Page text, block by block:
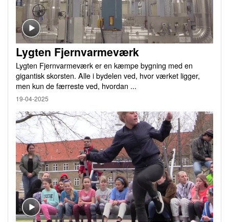
Lygten Fjernvarmeværk
Lygten Fjernvarmeværk er en kæmpe bygning med en
gigantisk skorsten. Alle i bydelen ved, hvor værket ligger,
men kun de færreste ved, hvordan ...
19-04-2025